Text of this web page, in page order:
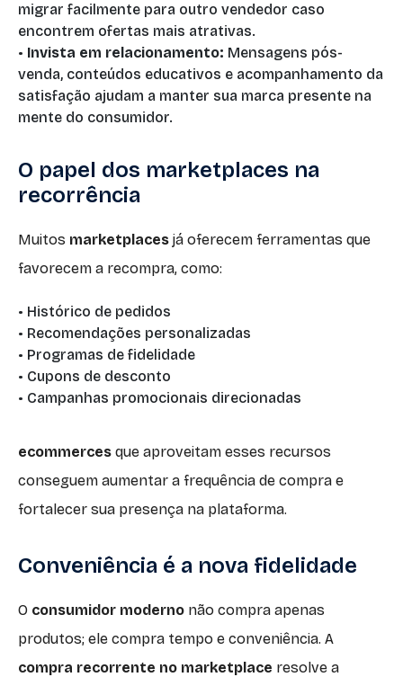
migrar facilmente para outro vendedor caso
encontrem ofertas mais atrativas.
• Invista em relacionamento: Mensagens pós-
venda, conteúdos educativos e acompanhamento da
satisfação ajudam a manter sua marca presente na
mente do consumidor.
O papel dos marketplaces na
recorrência
Muitos marketplaces já oferecem ferramentas que
favorecem a recompra, como:
• Histórico de pedidos
• Recomendações personalizadas
• Programas de fidelidade
• Cupons de desconto
• Campanhas promocionais direcionadas
ecommerces que aproveitam esses recursos
conseguem aumentar a frequência de compra e
fortalecer sua presença na plataforma.
Conveniência é a nova fidelidade
O consumidor moderno não compra apenas
produtos; ele compra tempo e conveniência. A
compra recorrente no marketplace resolve a